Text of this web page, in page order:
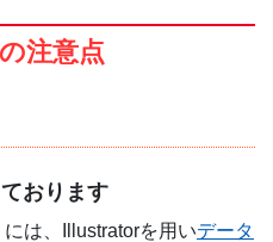
注意点
おります
は、Illustratorを用いデータ